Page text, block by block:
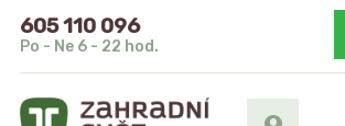
605 110 096
Po - Ne 6 - 22 hod.